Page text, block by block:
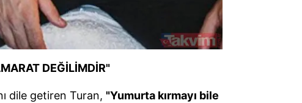
DEĞİLİMDİR"
dile getiren Turan, "Yumurta kırmayı bile